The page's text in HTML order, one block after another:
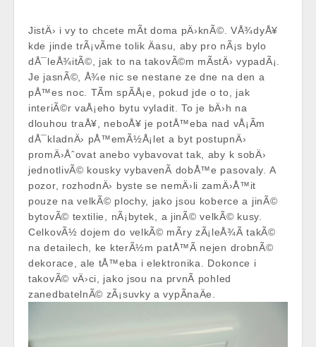
JistÄ› i vy to chcete mÃ­t doma pÄ›knÃ©. VÅ¾dyÅ¥
kde jinde trÃ¡vÃ­me tolik Äasu, aby pro nÃ¡s bylo
dÅ¯leÅ¾itÃ©, jak to na takovÃ©m mÃ­stÄ› vypadÃ¡.
Je jasnÃ©, Å¾e nic se nestane ze dne na den a
pÅ™es noc. TÃ­m spÃ­Å¡e, pokud jde o to, jak
interiÃ©r vaÅ¡eho bytu vyladit. To je bÄ›h na
dlouhou traÅ¥, neboÅ¥ je potÅ™eba nad vÅ¡Ã­m
dÅ¯kladnÄ› pÅ™emÃ½Å¡let a byt postupnÄ›
promÄ›Åˆovat anebo vybavovat tak, aby k sobÄ›
jednotlivÃ© kousky vybavenÃ­ dobÅ™e pasovaly. A
pozor, rozhodnÄ› byste se nemÄ›li zamÄ›Å™it
pouze na velkÃ© plochy, jako jsou koberce a jinÃ©
bytovÃ© textilie, nÃ¡bytek, a jinÃ© velkÃ© kusy.
CelkovÃ½ dojem do velkÃ© mÃ­ry zÃ¡leÅ¾Ã­ takÃ©
na detailech, ke kterÃ½m patÅ™Ã­ nejen drobnÃ©
dekorace, ale tÅ™eba i elektronika. Dokonce i
takovÃ© vÄ›ci, jako jsou na prvnÃ­ pohled
zanedbatelnÃ© zÃ¡suvky a vypÃ­naÄe.